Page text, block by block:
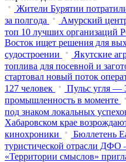
Жители Бурятии
за полгода
Амурский
топ 10 лучших организаций
Восток ищет решения для
судостроении
Якутские
топлива для посевной и
стартовал новый поток
127 человек
Пульс угля —
промышленность в моменте
под знаком локальных
Хабаровском крае
кинохроники
Бюллетень
туристической отрасли ДФО
«Территории смыслов»